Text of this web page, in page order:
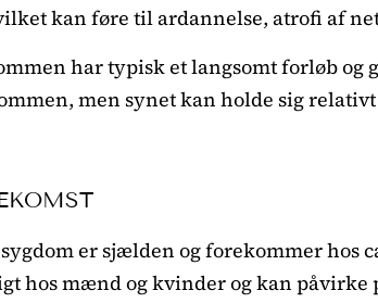
kan føre til ardannelse, atrofi af
har typisk et langsomt forløb
men synet kan holde sig
er sjælden og forekommer hos
hos mænd og kvinder og kan påvirke